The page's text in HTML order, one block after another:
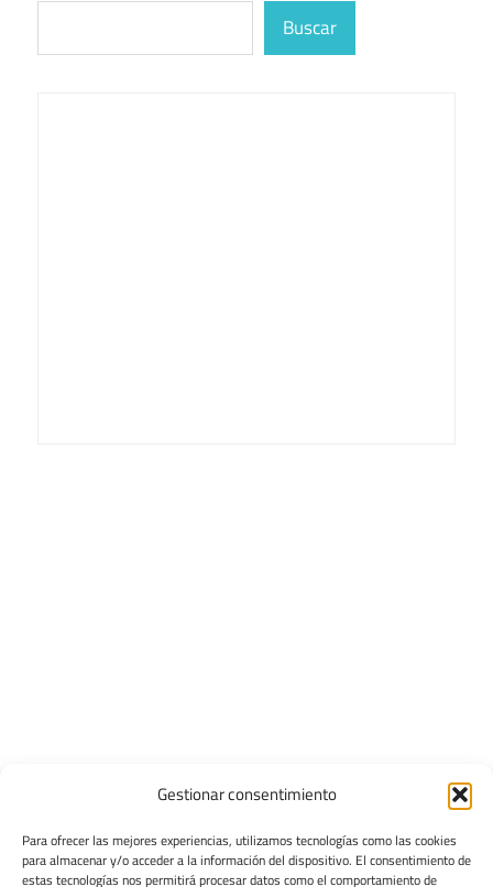
Gestionar consentimiento
Para ofrecer las mejores experiencias, utilizamos tecnologías como las cookies
para almacenar y/o acceder a la información del dispositivo. El consentimiento de
estas tecnologías nos permitirá procesar datos como el comportamiento de
Buscar